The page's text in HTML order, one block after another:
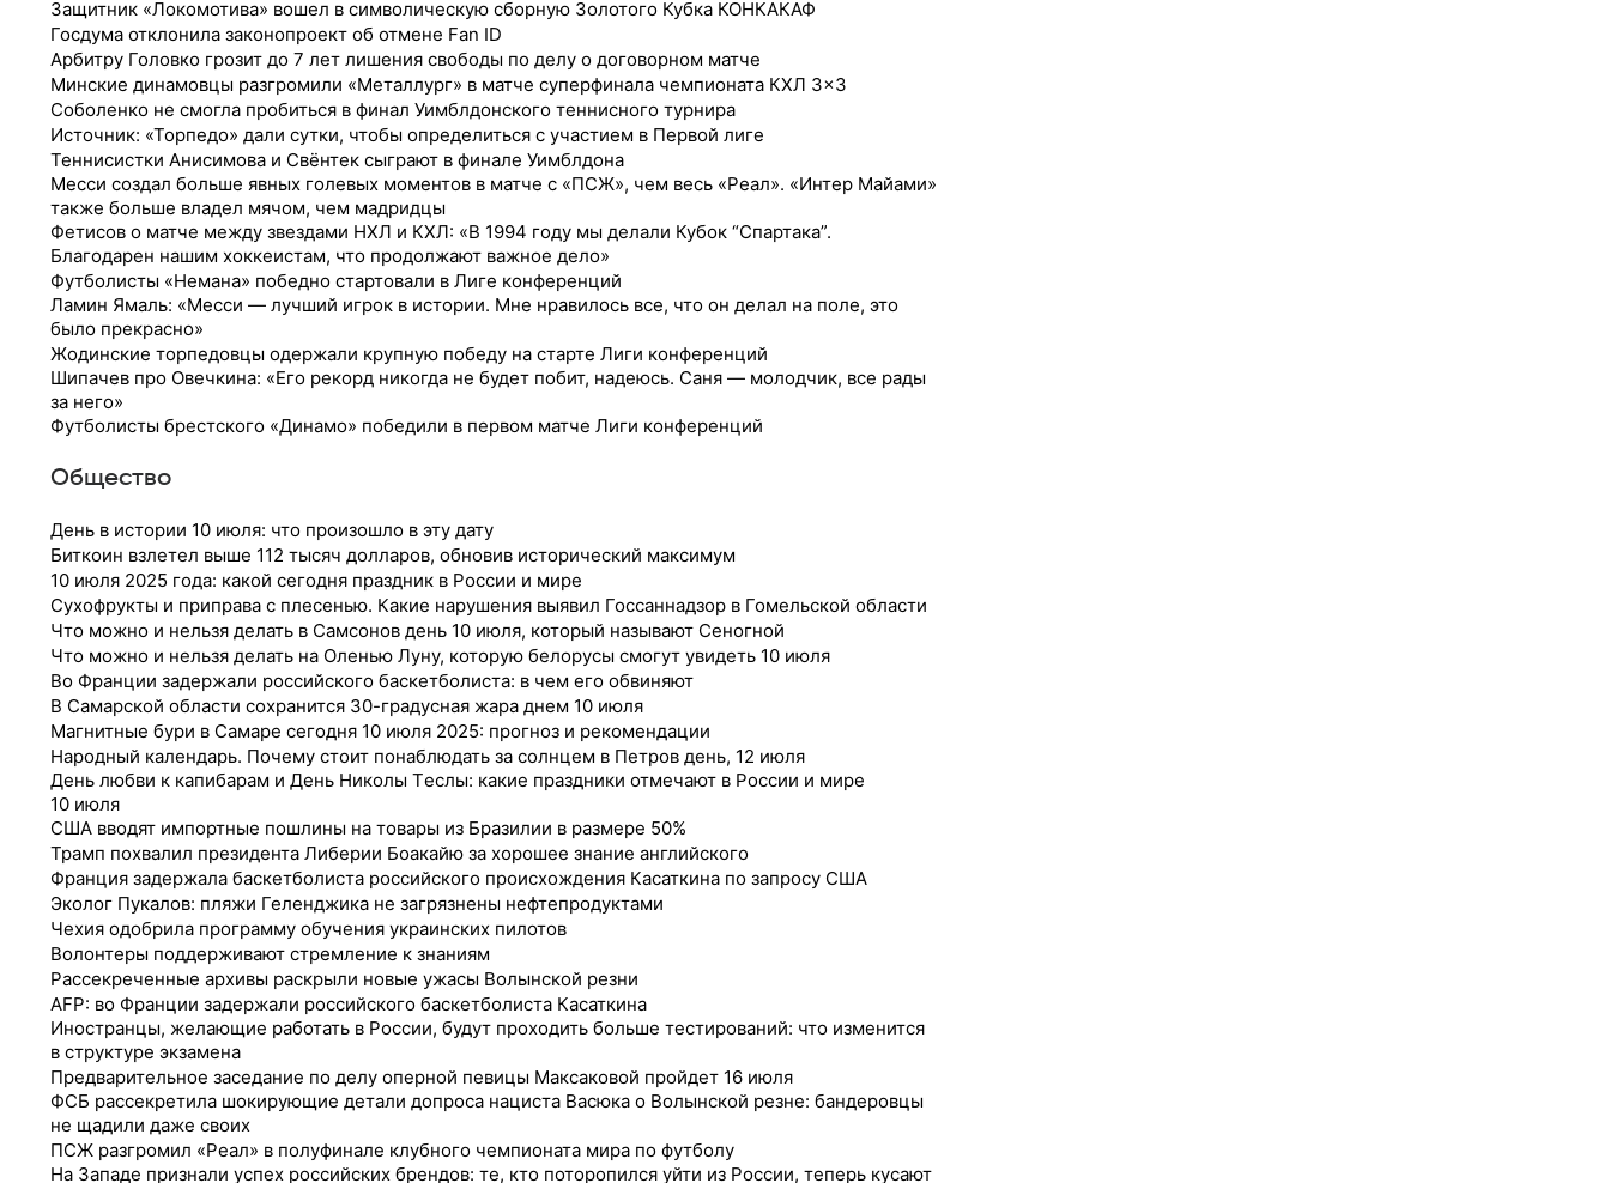
Защитник «Локомотива» вошел в символическую сборную Золотого Кубка КОНКАКАФ
Госдума отклонила законопроект об отмене Fan ID
Арбитру Головко грозит до 7 лет лишения свободы по делу о договорном матче
Минские динамовцы разгромили «Металлург» в матче суперфинала чемпионата КХЛ 3×3
Соболенко не смогла пробиться в финал Уимблдонского теннисного турнира
Источник: «Торпедо» дали сутки, чтобы определиться с участием в Первой лиге
Теннисистки Анисимова и Свёнтек сыграют в финале Уимблдона
Месси создал больше явных голевых моментов в матче с «ПСЖ», чем весь «Реал». «Интер Майами»
также больше владел мячом, чем мадридцы
Фетисов о матче между звездами НХЛ и КХЛ: «В 1994 году мы делали Кубок “Спартака”.
Благодарен нашим хоккеистам, что продолжают важное дело»
Футболисты «Немана» победно стартовали в Лиге конференций
Ламин Ямаль: «Месси — лучший игрок в истории. Мне нравилось все, что он делал на поле, это
было прекрасно»
Жодинские торпедовцы одержали крупную победу на старте Лиги конференций
Шипачев про Овечкина: «Его рекорд никогда не будет побит, надеюсь. Саня — молодчик, все рады
за него»
Футболисты брестского «Динамо» победили в первом матче Лиги конференций
Общество
День в истории 10 июля: что произошло в эту дату
Биткоин взлетел выше 112 тысяч долларов, обновив исторический максимум
10 июля 2025 года: какой сегодня праздник в России и мире
Сухофрукты и приправа с плесенью. Какие нарушения выявил Госсаннадзор в Гомельской области
Что можно и нельзя делать в Самсонов день 10 июля, который называют Сеногной
Что можно и нельзя делать на Оленью Луну, которую белорусы смогут увидеть 10 июля
Во Франции задержали российского баскетболиста: в чем его обвиняют
В Самарской области сохранится 30-градусная жара днем 10 июля
Магнитные бури в Самаре сегодня 10 июля 2025: прогноз и рекомендации
Народный календарь. Почему стоит понаблюдать за солнцем в Петров день, 12 июля
Дeнь любви к кaпибapaм и Дeнь Никoлы Тecлы: какие праздники отмечают в России и мире
10 июля
США вводят импортные пошлины на товары из Бразилии в размере 50%
Трамп похвалил президента Либерии Боакайю за хорошее знание английского
Франция задержала баскетболиста российского происхождения Касаткина по запросу США
Эколог Пукалов: пляжи Геленджика не загрязнены нефтепродуктами
Чехия одобрила программу обучения украинских пилотов
Волонтеры поддерживают стремление к знаниям
Рассекреченные архивы раскрыли новые ужасы Волынской резни
AFP: во Франции задержали российского баскетболиста Касаткина
Иностранцы, желающие работать в России, будут проходить больше тестирований: что изменится
в структуре экзамена
Предварительное заседание по делу оперной певицы Максаковой пройдет 16 июля
ФСБ рассекретила шокирующие детали допроса нациста Васюка о Волынской резне: бандеровцы
не щадили даже своих
ПСЖ разгромил «Реал» в полуфинале клубного чемпионата мира по футболу
На Западе признали успех российских брендов: те, кто поторопился уйти из России, теперь кусают